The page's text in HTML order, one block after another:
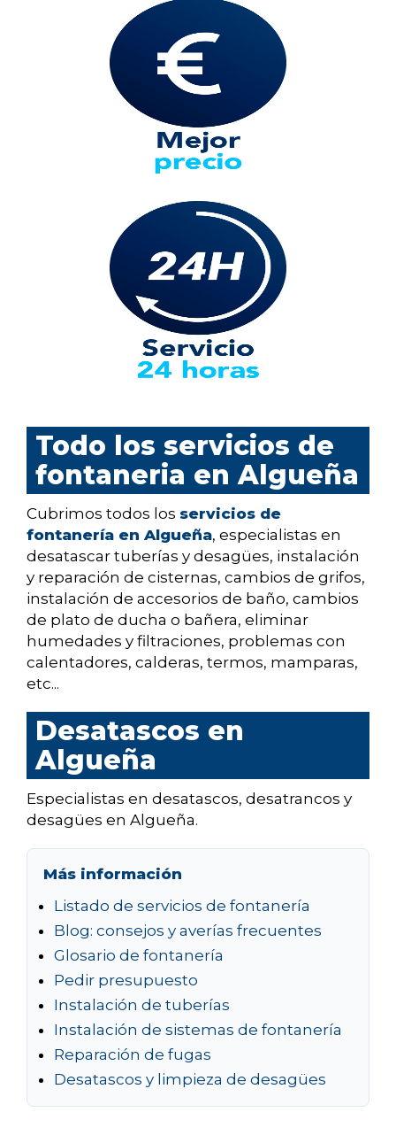
Todo los servicios de
fontaneria en Algueña
Cubrimos todos los servicios de
fontanería en Algueña, especialistas en
desatascar tuberías y desagües, instalación
y reparación de cisternas, cambios de grifos,
instalación de accesorios de baño, cambios
de plato de ducha o bañera, eliminar
humedades y filtraciones, problemas con
calentadores, calderas, termos, mamparas,
etc...
Desatascos en
Algueña
Especialistas en desatascos, desatrancos y
desagües en Algueña.
Más información
Listado de servicios de fontanería
Blog: consejos y averías frecuentes
Glosario de fontanería
Pedir presupuesto
Instalación de tuberías
Instalación de sistemas de fontanería
Reparación de fugas
Desatascos y limpieza de desagües